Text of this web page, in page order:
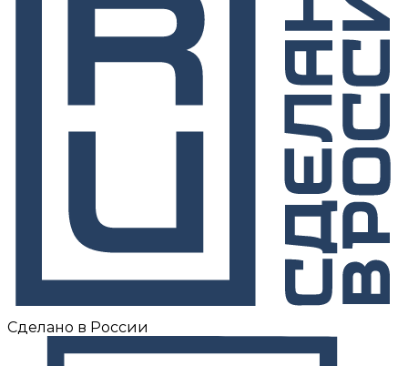
Сделано в России